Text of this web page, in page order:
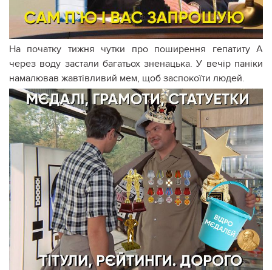
На початку тижня чутки про поширення гепатиту А
через воду застали багатьох зненацька. У вечір паніки
намалював жавтівливий мем, щоб заспокоїти людей.